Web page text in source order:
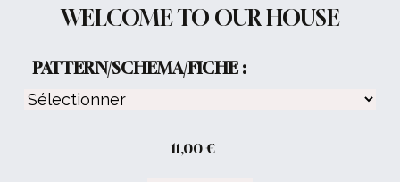
WELCOME TO OUR HOUSE
PATTERN/SCHEMA/FICHE :
11,00 €